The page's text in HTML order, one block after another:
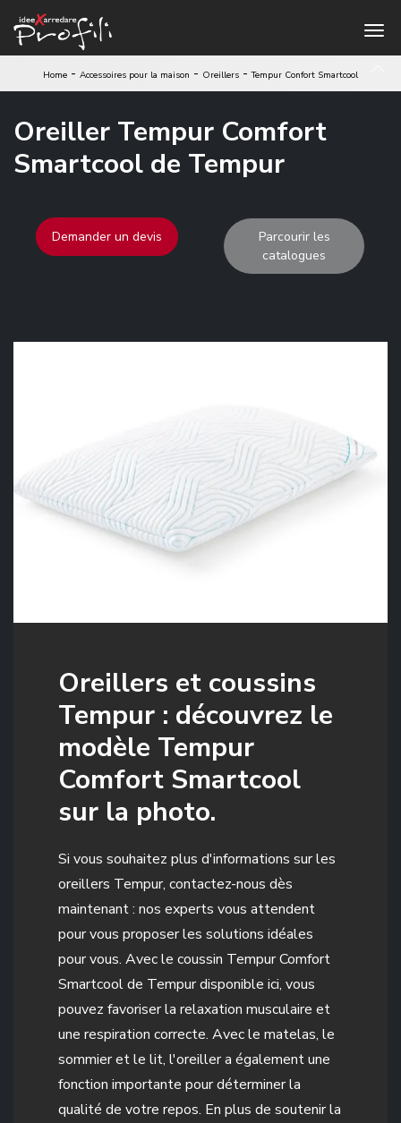
Home - Accessoires pour la maison - Oreillers -Tempur Confort Smartcool
Oreiller Tempur Comfort
Smartcool de Tempur
Demander un devis
Parcourir les
catalogues
Oreillers et coussins
Tempur : découvrez le
modèle Tempur
Comfort Smartcool
sur la photo.
Si vous souhaitez plus d'informations sur les
oreillers Tempur, contactez-nous dès
maintenant : nos experts vous attendent
pour vous proposer les solutions idéales
pour vous. Avec le coussin Tempur Comfort
Smartcool de Tempur disponible ici, vous
pouvez favoriser la relaxation musculaire et
une respiration correcte. Avec le matelas, le
sommier et le lit, l'oreiller a également une
fonction importante pour déterminer la
qualité de votre repos. En plus de soutenir la